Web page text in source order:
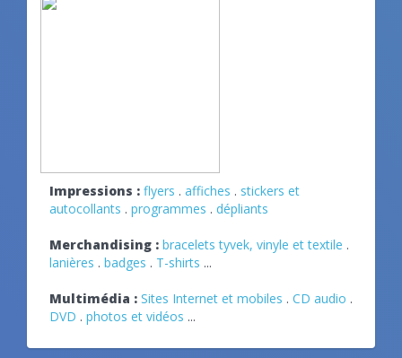
Impressions : flyers . affiches . stickers et
autocollants . programmes . dépliants
Merchandising : bracelets tyvek, vinyle et textile .
lanières . badges . T-shirts ...
Multimédia : Sites Internet et mobiles . CD audio .
DVD . photos et vidéos ...